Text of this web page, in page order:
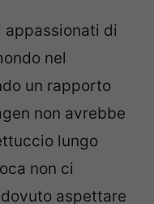
appassionati di
nel
un rapporto
non avrebbe
lungo
non ci
aspettare